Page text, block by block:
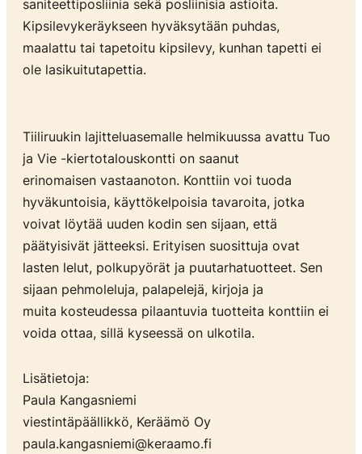
saniteettiposliinia sekä posliinisia astioita.
Kipsilevykeräykseen hyväksytään puhdas,
maalattu tai tapetoitu kipsilevy, kunhan tapetti ei
ole lasikuitutapettia.
Tiiliruukin lajitteluasemalle helmikuussa avattu Tuo
ja Vie -kiertotalouskontti on saanut
erinomaisen vastaanoton. Konttiin voi tuoda
hyväkuntoisia, käyttökelpoisia tavaroita, jotka
voivat löytää uuden kodin sen sijaan, että
päätyisivät jätteeksi. Erityisen suosittuja ovat
lasten lelut, polkupyörät ja puutarhatuotteet. Sen
sijaan pehmoleluja, palapelejä, kirjoja ja
muita kosteudessa pilaantuvia tuotteita konttiin ei
voida ottaa, sillä kyseessä on ulkotila.
Lisätietoja:
Paula Kangasniemi
viestintäpäällikkö, Keräämö Oy
paula.kangasniemi@keraamo.fi